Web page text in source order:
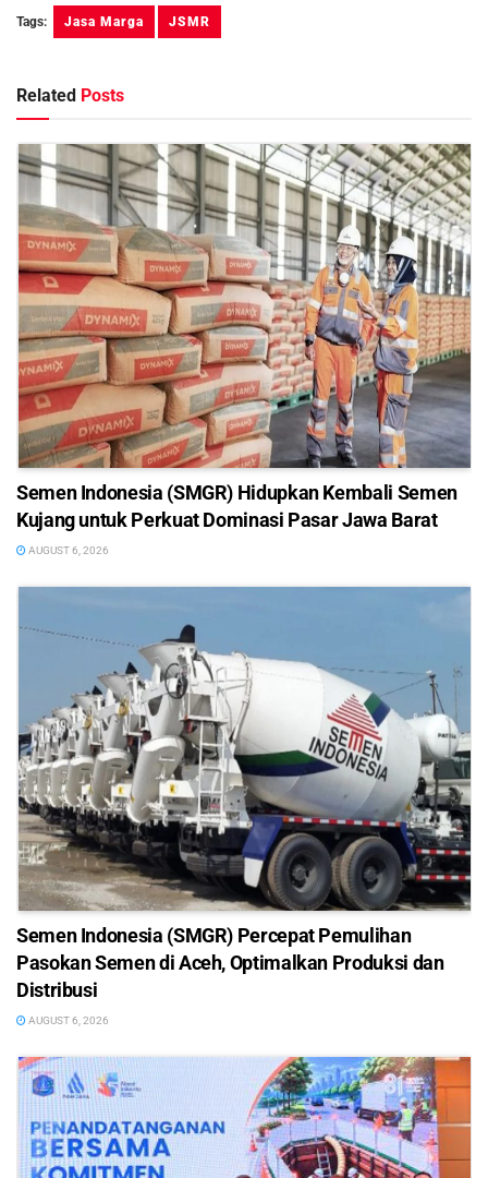
Tags: Jasa Marga JSMR
Related Posts
Semen Indonesia (SMGR) Hidupkan Kembali Semen
Kujang untuk Perkuat Dominasi Pasar Jawa Barat
AUGUST 6, 2026
Semen Indonesia (SMGR) Percepat Pemulihan
Pasokan Semen di Aceh, Optimalkan Produksi dan
Distribusi
AUGUST 6, 2026